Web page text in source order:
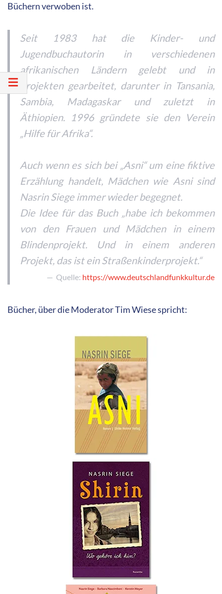
Büchern verwoben ist.
Seit 1983 hat die Kinder- und
Jugendbuchautorin in verschiedenen
afrikanischen Ländern gelebt und in
Projekten gearbeitet, darunter in Tansania,
Sambia, Madagaskar und zuletzt in
Äthiopien. 1996 gründete sie den Verein
„Hilfe für Afrika“.
Auch wenn es sich bei „Asni“ um eine fiktive
Erzählung handelt, Mädchen wie Asni sind
Nasrin Siege immer wieder begegnet.
Die Idee für das Buch „habe ich bekommen
von den Frauen und Mädchen in einem
Blindenprojekt. Und in einem anderen
Projekt, das ist ein Straßenkinderprojekt.“
Quelle: https://www.deutschlandfunkkultur.de
Bücher, über die Moderator Tim Wiese spricht: